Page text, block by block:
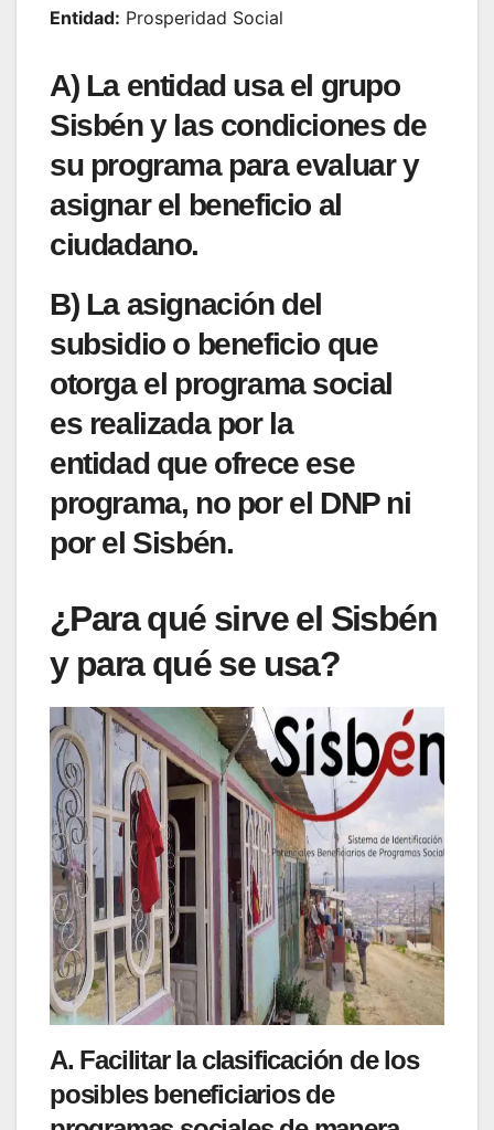
Entidad: Prosperidad Social
A) La entidad usa el grupo
Sisbény las condiciones de
su programa paraevaluar y
asignar el beneficio al
ciudadano.
B) La asignación del
subsidio o beneficio que
otorga el programa social
es realizada por la
entidadque ofrece ese
programa, no por el DNP ni
por el Sisbén.
¿Para qué sirve el Sisbén
y para qué se usa?
A. Facilitar laclasificación de los
posibles beneficiariosde